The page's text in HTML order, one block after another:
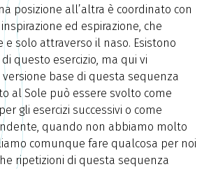
posizione all’altra è coordinato con
ed espirazione, che
e solo attraverso il naso. Esistono
questo esercizio, ma qui vi
base di questa sequenza
al Sole può essere svolto come
gli esercizi successivi o come
quando non abbiamo molto
comunque fare qualcosa per noi
ripetizioni di questa sequenza